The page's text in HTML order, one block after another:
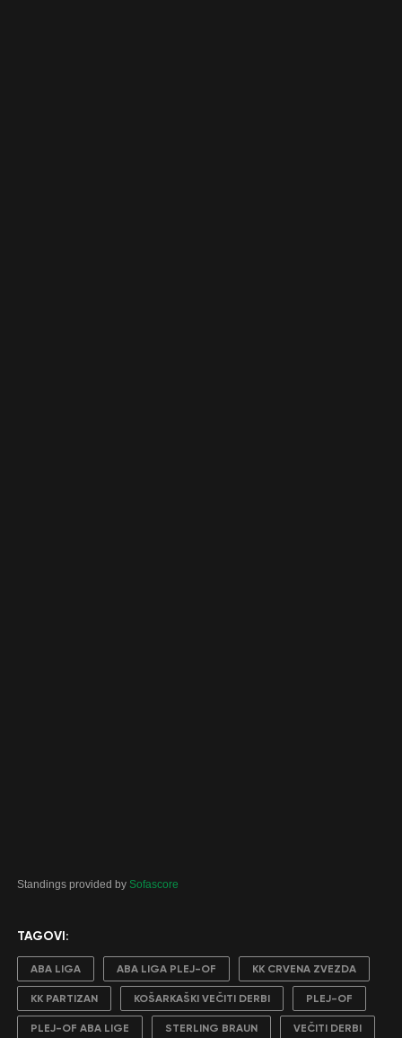
Standings provided by Sofascore
TAGOVI:
ABA LIGA ABA LIGA PLEJ-OF KK CRVENA ZVEZDA
KK PARTIZAN KOŠARKAŠKI VEČITI DERBI PLEJ-OF
PLEJ-OF ABA LIGE STERLING BRAUN VEČITI DERBI